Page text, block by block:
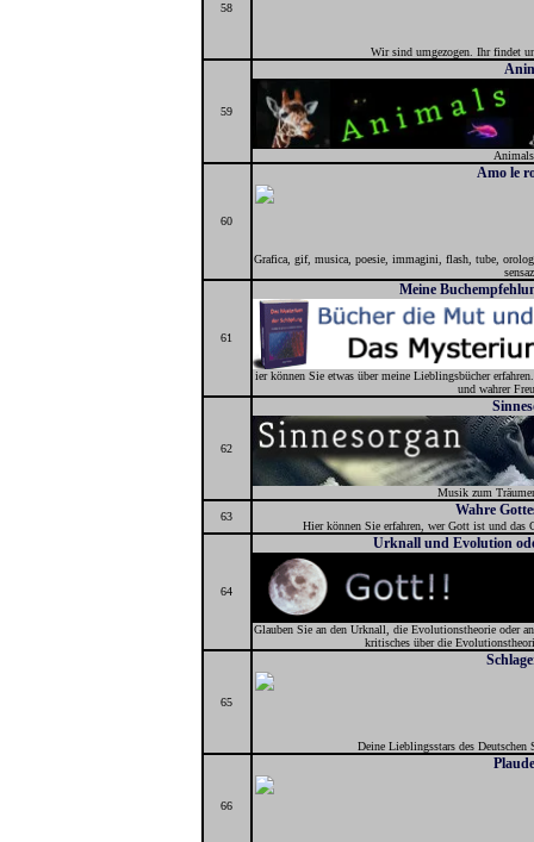
58
Wir sind umgezogen. Ihr findet
59
60
Amo le
Grafica, gif, musica, poesie, immagini, flash, tube,
61
Meine
ier können Sie etwas über meine Lieblingsbücher
und wahrer
62
Musik zum
63
Wahre
Hier können Sie erfahren, wer Gott ist und
64
Urknall und Evolution
Glauben Sie an den Urknall, die Evolutionstheorie oder
kritisches über die
65
Deine Lieblingsstars des Deutschen
66